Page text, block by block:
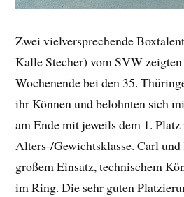
Zwei vielversprechende
Kalle Stecher) vom SVW zeigten
Wochenende bei den 35.
ihr Können und belohnten sich
am Ende mit jeweils dem 1.
Alters-/Gewichtsklasse. Carl
großem Einsatz, technischem
im Ring. Die sehr guten